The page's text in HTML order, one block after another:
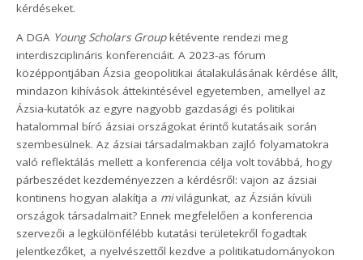
kérdéseket.
A DGA Young Scholars Groupkétévente rendezi meg
interdiszciplináris konferenciáit. A 2023-as fórum
középpontjában Ázsia geopolitikai átalakulásának kérdése állt,
mindazon kihívások áttekintésével egyetemben, amellyel az
Ázsia-kutatók az egyre nagyobb gazdasági és politikai
hatalommal bíró ázsiai országokat érintő kutatásaik során
szembesülnek. Az ázsiai társadalmakban zajló folyamatokra
való reflektálás mellett a konferencia célja volt továbbá, hogy
párbeszédet kezdeményezzen a kérdésről: vajon az ázsiai
kontinens hogyan alakítja a mivilágunkat, az Ázsián kívüli
országok társadalmait? Ennek megfelelően a konferencia
szervezői a legkülönfélébb kutatási területekről fogadtak
jelentkezőket, a nyelvészettől kezdve a politikatudományokon